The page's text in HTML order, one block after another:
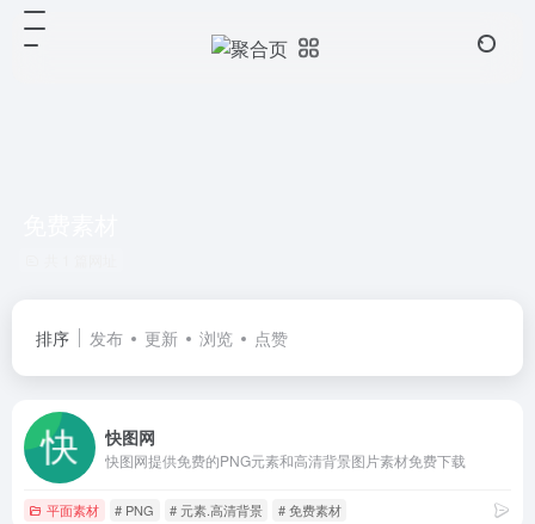
排序 发布 更新 浏览 点赞
快图网
快图网提供免费的PNG元素和高清背景图片素材免费下载
平面素材 # PNG # 元素.高清背景 # 免费素材